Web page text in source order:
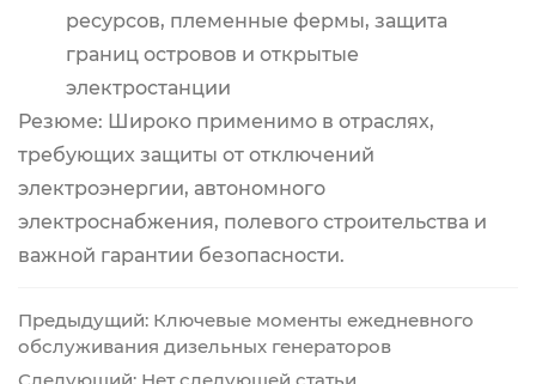
ресурсов, племенные фермы, защита
границ островов и открытые
электростанции
Резюме: Широко применимо в отраслях,
требующих защиты от отключений
электроэнергии, автономного
электроснабжения, полевого строительства и
важной гарантии безопасности.
Предыдущий: Ключевые моменты ежедневного
обслуживания дизельных генераторов